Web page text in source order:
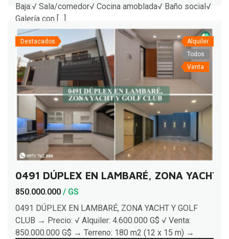
Baja:√ Sala/comedor√ Cocina amoblada√ Baño social√
Galería con […]
Destacados
Alquiler
Todos
Venta
0491 DÚPLEX EN LAMBARÉ, ZONA YACHT
850.000.000 / GS
0491 DÚPLEX EN LAMBARÉ, ZONA YACHT Y GOLF
CLUB → Precio: √ Alquiler: 4.600.000 G$ √ Venta:
850.000.000 G$ → Terreno: 180 m2 (12 x 15 m) →